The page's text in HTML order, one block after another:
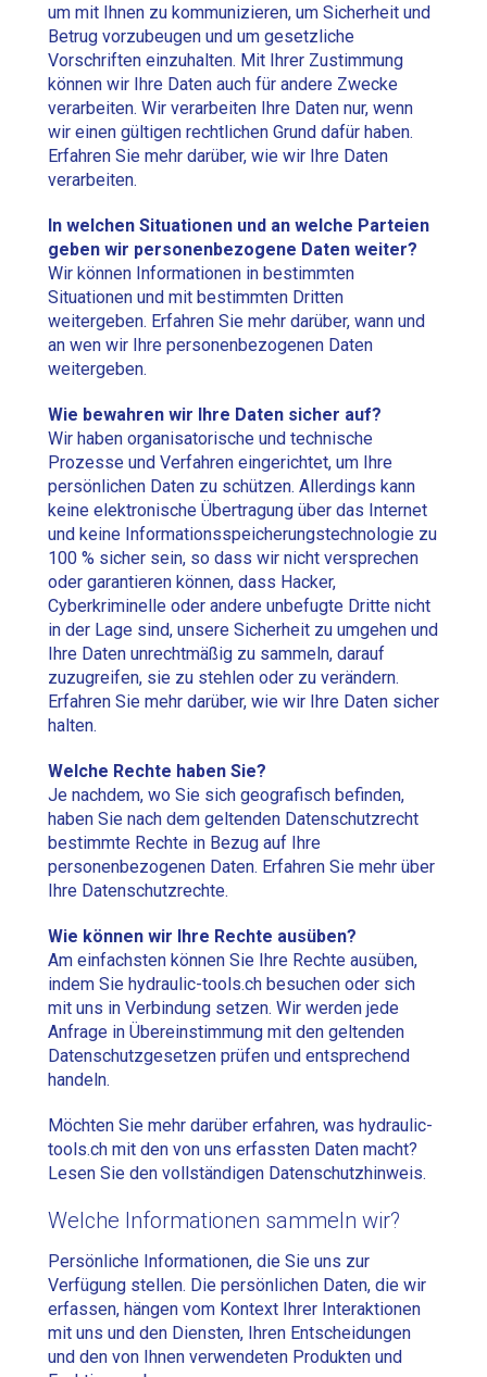
um mit Ihnen zu kommunizieren, um Sicherheit und
Betrug vorzubeugen und um gesetzliche
Vorschriften einzuhalten. Mit Ihrer Zustimmung
können wir Ihre Daten auch für andere Zwecke
verarbeiten. Wir verarbeiten Ihre Daten nur, wenn
wir einen gültigen rechtlichen Grund dafür haben.
Erfahren Sie mehr darüber, wie wir Ihre Daten
verarbeiten.
In welchen Situationen und an welche Parteien
geben wir personenbezogene Daten weiter?
Wir können Informationen in bestimmten
Situationen und mit bestimmten Dritten
weitergeben. Erfahren Sie mehr darüber, wann und
an wen wir Ihre personenbezogenen Daten
weitergeben.
Wie bewahren wir Ihre Daten sicher auf?
Wir haben organisatorische und technische
Prozesse und Verfahren eingerichtet, um Ihre
persönlichen Daten zu schützen. Allerdings kann
keine elektronische Übertragung über das Internet
und keine Informationsspeicherungstechnologie zu
100 % sicher sein, so dass wir nicht versprechen
oder garantieren können, dass Hacker,
Cyberkriminelle oder andere unbefugte Dritte nicht
in der Lage sind, unsere Sicherheit zu umgehen und
Ihre Daten unrechtmäßig zu sammeln, darauf
zuzugreifen, sie zu stehlen oder zu verändern.
Erfahren Sie mehr darüber, wie wir Ihre Daten sicher
halten.
Welche Rechte haben Sie?
Je nachdem, wo Sie sich geografisch befinden,
haben Sie nach dem geltenden Datenschutzrecht
bestimmte Rechte in Bezug auf Ihre
personenbezogenen Daten. Erfahren Sie mehr über
Ihre Datenschutzrechte.
Wie können wir Ihre Rechte ausüben?
Am einfachsten können Sie Ihre Rechte ausüben,
indem Sie hydraulic-tools.ch besuchen oder sich
mit uns in Verbindung setzen. Wir werden jede
Anfrage in Übereinstimmung mit den geltenden
Datenschutzgesetzen prüfen und entsprechend
handeln.
Möchten Sie mehr darüber erfahren, was hydraulic-
tools.ch mit den von uns erfassten Daten macht?
Lesen Sie den vollständigen Datenschutzhinweis.
Welche Informationen sammeln wir?
Persönliche Informationen, die Sie uns zur
Verfügung stellen. Die persönlichen Daten, die wir
erfassen, hängen vom Kontext Ihrer Interaktionen
mit uns und den Diensten, Ihren Entscheidungen
und den von Ihnen verwendeten Produkten und